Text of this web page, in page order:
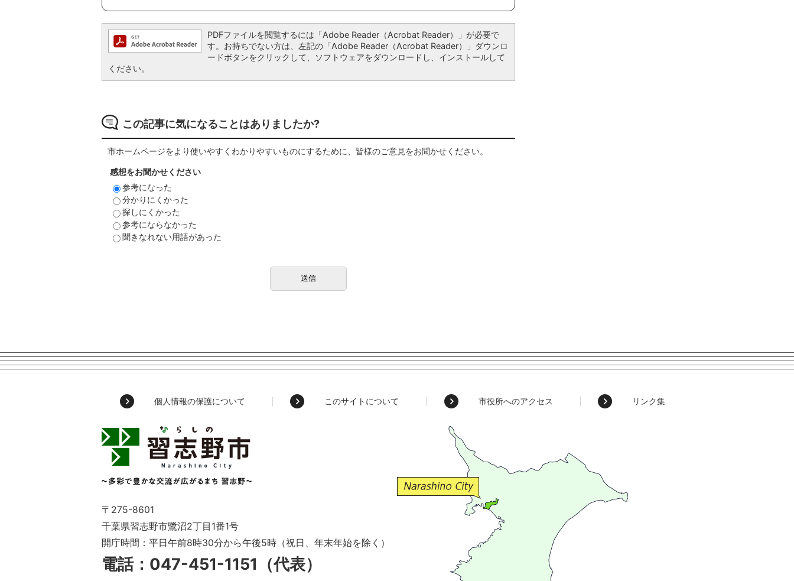
PDFファイルを閲覧するには「Adobe Reader（Acrobat Reader）」が必要で
す。お持ちでない方は、左記の「Adobe Reader（Acrobat Reader）」ダウンロ
ードボタンをクリックして、ソフトウェアをダウンロードし、インストールして
ください。
この記事に気になることはありましたか?
市ホームページをより使いやすくわかりやすいものにするために、皆様のご意見をお聞かせください。
感想をお聞かせください
参考になった
分かりにくかった
探しにくかった
参考にならなかった
聞きなれない用語があった
個人情報の保護について このサイトについて 市役所へのアクセス リンク集
習
志
Narashino
～
多
彩
で
豊
か
〒275-8601
千葉県習志野市鷺沼2丁目1番1号
開庁時間：平日午前8時30分から午後5時（祝日、年末年始を除く）
電話：047-451-1151（代表）